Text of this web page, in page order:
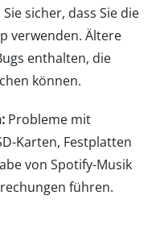
sicher, dass Sie die
verwenden. Ältere
enthalten, die
können.
Probleme mit
Karten, Festplatten
von Spotify-Musik
führen.